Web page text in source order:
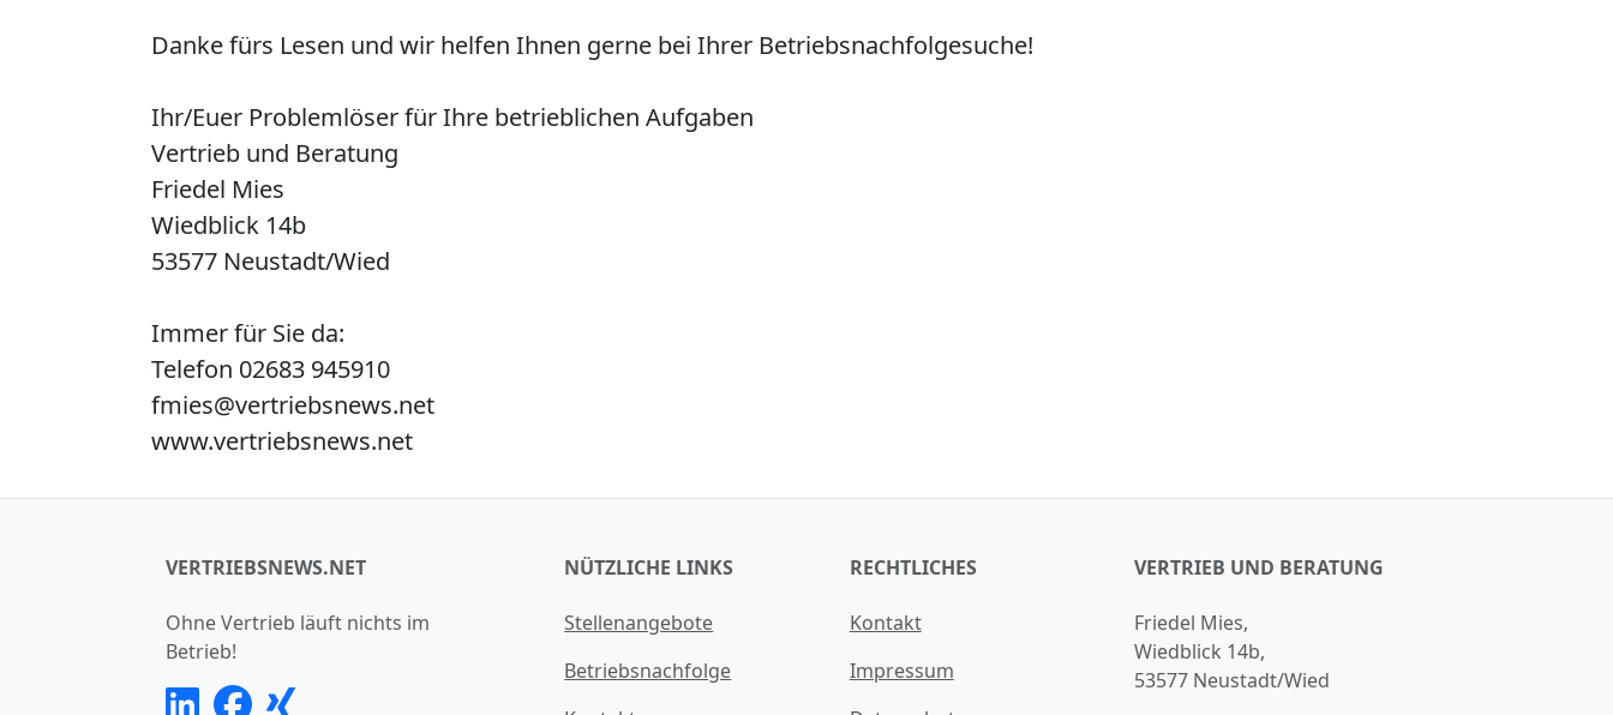
Danke fürs Lesen und wir helfen Ihnen gerne bei Ihrer Betriebsnachfolgesuche!
Ihr/Euer Problemlöser für Ihre betrieblichen Aufgaben
Vertrieb und Beratung
Friedel Mies
Wiedblick 14b
53577 Neustadt/Wied
Immer für Sie da:
Telefon 02683 945910
fmies@vertriebsnews.net
www.vertriebsnews.net
VERTRIEBSNEWS.NET
Ohne Vertrieb läuft nichts im
Betrieb!
NÜTZLICHE LINKS
Stellenangebote
Betriebsnachfolge
RECHTLICHES
Kontakt
Impressum
VERTRIEB UND BERATUNG
Friedel Mies,
Wiedblick 14b,
53577 Neustadt/Wied